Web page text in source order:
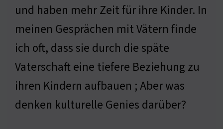
und haben mehr Zeit für ihre Kinder. In
meinen Gesprächen mit Vätern finde
ich oft, dass sie durch die späte
Vaterschaft eine tiefere Beziehung zu
ihren Kindern aufbauen ; Aber was
denken kulturelle Genies darüber?